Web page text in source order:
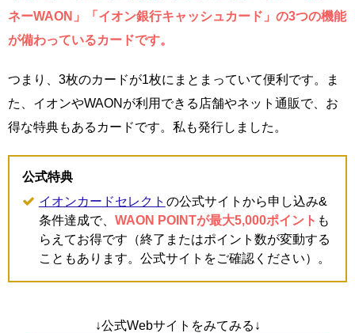
ネーWAON」「イオン銀行キャッシュカード」の3つの機能
が備わっているカードです。
つまり、3枚のカードが1枚にまとまっていて便利です。ま
た、イオンやWAONが利用できる店舗やネット通販で、お
得な特典もあるカードです。私も発行しました。
公式特典
イオンカードセレクト の公式サイトから申し込み&
条件達成で、 WAON POINTが最大5,000ポイント も
らえてお得です（終了またはポイント数が変動する
こともあります。公式サイトをご確認ください）。
↓公式Webサイトをみてみる↓